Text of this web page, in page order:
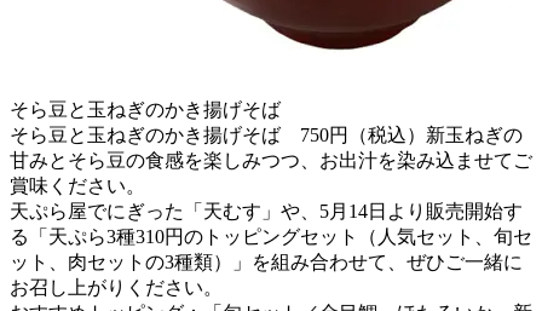
そら豆と玉ねぎのかき揚げそば
そら豆と玉ねぎのかき揚げそば 750円（税込）新玉ねぎの
甘みとそら豆の食感を楽しみつつ、お出汁を染み込ませてご
賞味ください。
天ぷら屋でにぎった「天むす」や、5月14日より販売開始す
る「天ぷら3種310円のトッピングセット（人気セット、旬セ
ット、肉セットの3種類）」を組み合わせて、ぜひご一緒に
お召し上がりください。